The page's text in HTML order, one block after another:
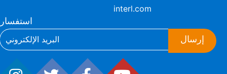
interl.com
استفسار
إرسال